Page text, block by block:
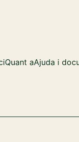
Quant aAjuda i